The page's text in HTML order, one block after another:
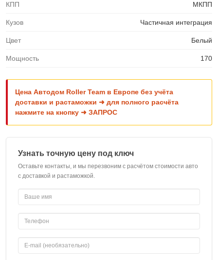
КПП МКПП
Кузов Частичная интеграция
Цвет Белый
Мощность 170
Цена Автодом Roller Team в Европе без учёта
доставки и растаможки ➜ для полного расчёта
нажмите на кнопку ➜ ЗАПРОС
Узнать точную цену под ключ
Оставьте контакты, и мы перезвоним с расчётом стоимости авто
с доставкой и растаможкой.